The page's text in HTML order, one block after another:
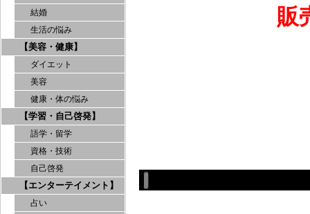
結婚
生活の悩み
【美容・健康】
ダイエット
美容
健康・体の悩み
【学習・自己啓発】
語学・留学
資格・技術
自己啓発
【エンターテイメント】
占い
販